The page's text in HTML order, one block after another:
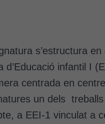
s’estructura
d’Educació infantil I
centrada en
un dels
a EEI-1 vinculat a